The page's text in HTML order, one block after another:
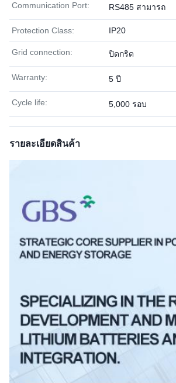
Communication Port: RS485 สามารถ
Protection Class: IP20
Grid connection: ปิดกริด
Warranty: 5 ปี
Cycle life: 5,000 รอบ
รายละเอียดสินค้า